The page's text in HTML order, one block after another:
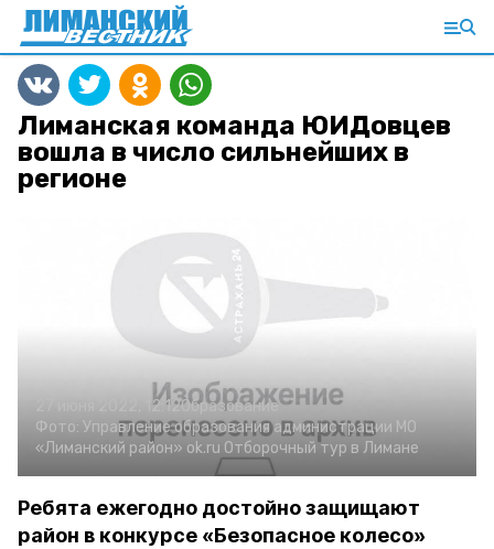
Лиманская команда ЮИДовцев
вошла в число сильнейших в
регионе
27 июня 2022, 12:12Образование
Фото: Управление образования администрации МО
«Лиманский район» ok.ru Отборочный тур в Лимане
Ребята ежегодно достойно защищают
район в конкурсе «Безопасное колесо»